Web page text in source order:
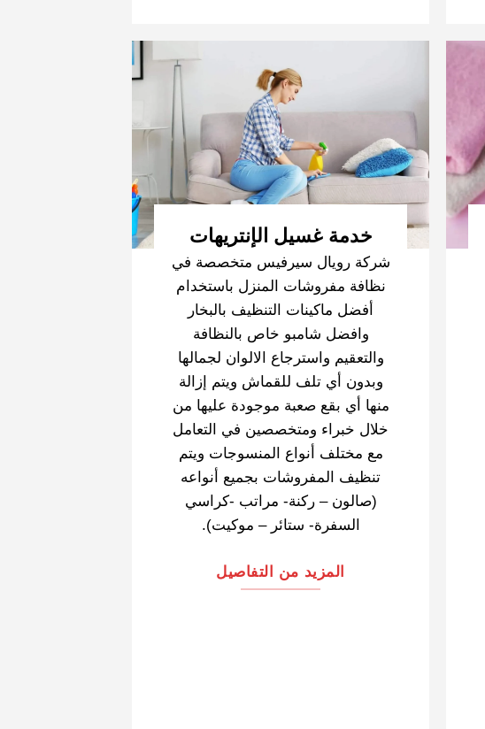
خدمة غسيل الإنتريهات
شركة رويال سيرفيس متخصصة في
نظافة مفروشات المنزل باستخدام
أفضل ماكينات التنظيف بالبخار
وافضل شامبو خاص بالنظافة
والتعقيم واسترجاع الالوان لجمالها
وبدون أي تلف للقماش ويتم إزالة
منها أي بقع صعبة موجودة عليها من
خلال خبراء ومتخصصين في التعامل
مع مختلف أنواع المنسوجات ويتم
تنظيف المفروشات بجميع أنواعه
(صالون – ركنة- مراتب -كراسي
السفرة- ستائر – موكيت).
المزيد من التفاصيل